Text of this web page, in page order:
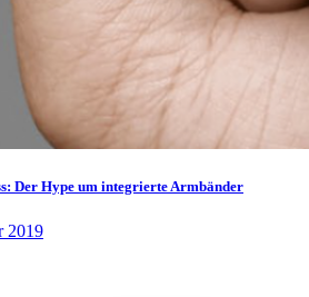
Der Hype um integrierte Armbänder
2019